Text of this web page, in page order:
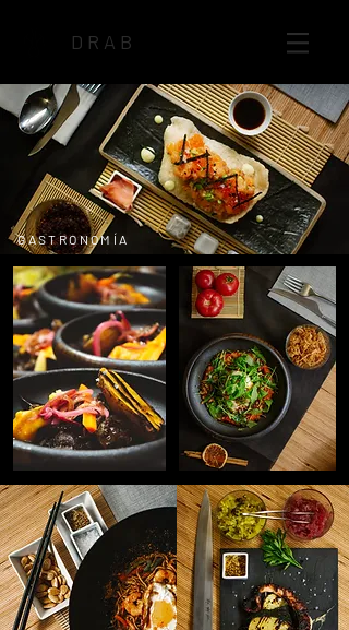
DRAB
GASTRONOMÍA